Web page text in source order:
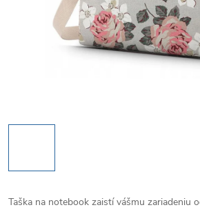
Taška na notebook zaistí vášmu zariadeniu